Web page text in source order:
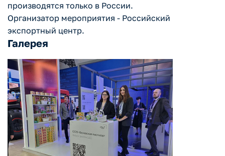
производятся только в России.
Организатор мероприятия - Российский
экспортный центр.
Галерея